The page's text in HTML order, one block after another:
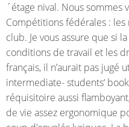
´étage nival. Nous
Compétitions fédérales :
club. Je vous assure que si
conditions de travail et les
français, il n’aurait pas jugé
intermediate- students‘
réquisitoire aussi
de vie assez ergonomique